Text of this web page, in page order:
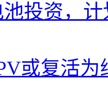
投资，
或复活为